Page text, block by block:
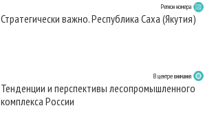
Регион номера
Стратегически важно. Республика Саха (Якутия)
В центре внимания
Тенденции и перспективы лесопромышленного
комплекса России